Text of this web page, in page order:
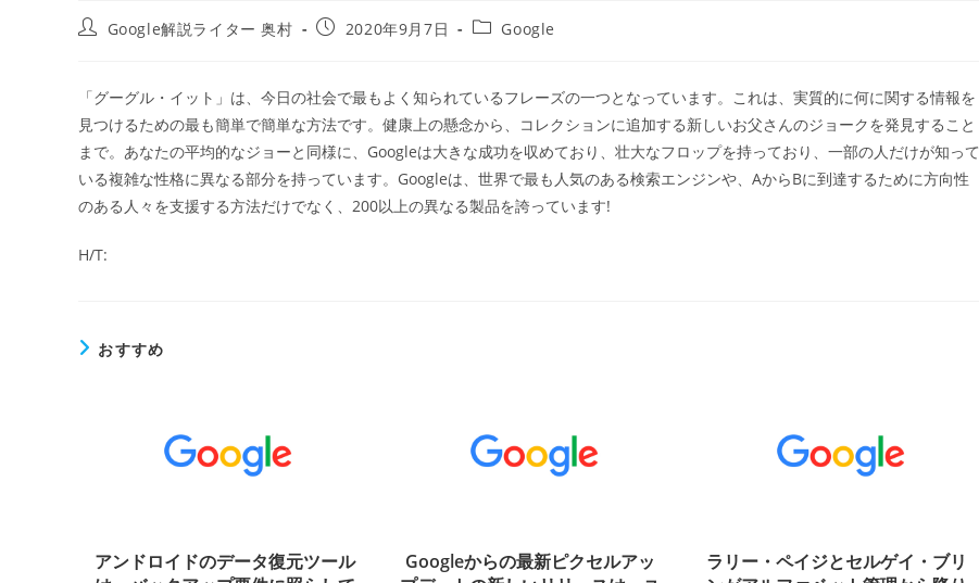
投
Google解説ライター 奥村
投
開
日:
2020年9月7日
投
テ
ゴ
リ
ー:
Google
「グーグル・イット」は、今日の社会で最もよく知られているフレーズの一つとなっています。これは、実質的に何に関する情報を
見つけるための最も簡単で簡単な方法です。健康上の懸念から、コレクションに追加する新しいお父さんのジョークを発見すること
まで。あなたの平均的なジョーと同様に、Googleは大きな成功を収めており、壮大なフロップを持っており、一部の人だけが知って
いる複雑な性格に異なる部分を持っています。Googleは、世界で最も人気のある検索エンジンや、AからBに到達するために方向性
のある人々を支援する方法だけでなく、200以上の異なる製品を誇っています!
H/T:
おすすめ
アンドロイドのデータ復元ツール
Googleからの最新ピクセルアッ
ラリー・ペイジとセルゲイ・ブリ